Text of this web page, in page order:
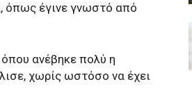
όπως έγινε γνωστό από
ανέβηκε πολύ η
χωρίς ωστόσο να έχει